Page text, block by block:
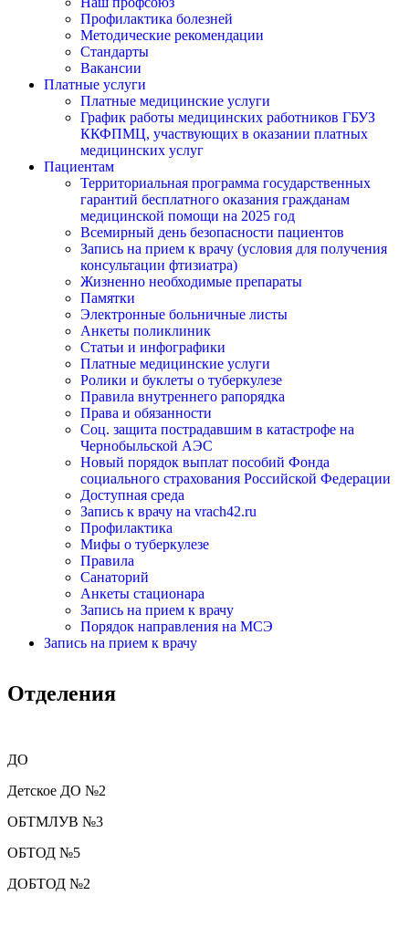
Профилактика болезней
Методические рекомендации
Стандарты
Вакансии
Платные услуги
Платные медицинские услуги
График работы медицинских работников ГБУЗ
ККФПМЦ, участвующих в оказании платных
медицинских услуг
Пациентам
Территориальная программа государственных
гарантий бесплатного оказания гражданам
медицинской помощи на 2025 год
Всемирный день безопасности пациентов
Запись на прием к врачу (условия для получения
консультации фтизиатра)
Жизненно необходимые препараты
Памятки
Электронные больничные листы
Анкеты поликлиник
Статьи и инфографики
Платные медицинские услуги
Ролики и буклеты о туберкулезе
Правила внутреннего рапорядка
Права и обязанности
Соц. защита пострадавшим в катастрофе на
Чернобыльской АЭС
Новый порядок выплат пособий Фонда
социального страхования Российской Федерации
Доступная среда
Запись к врачу на vrach42.ru
Профилактика
Мифы о туберкулезе
Правила
Санаторий
Анкеты стационара
Запись на прием к врачу
Порядок направления на МСЭ
Запись на прием к врачу
Отделения
ДО
Детское ДО №2
ОБТМЛУВ №3
ОБТОД №5
ДОБТОД №2